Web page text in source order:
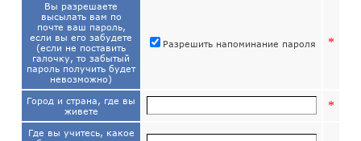
Вы разрешаете
высылать вам по
почте ваш пароль,
если вы его забудете
(если не поставить
галочку, то забытый
пароль получить будет
невозможно)
Разрешить напоминание пароля *
Город и страна, где вы
живете
*
Где вы учитесь, какое